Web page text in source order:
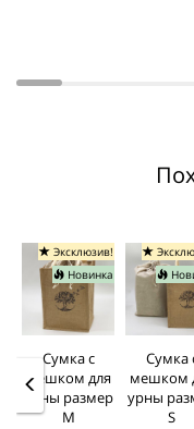
Эксклюзив!
Новинка
Сумка с
мешком для
урны размер
M
Сумка
мешком
урны
S